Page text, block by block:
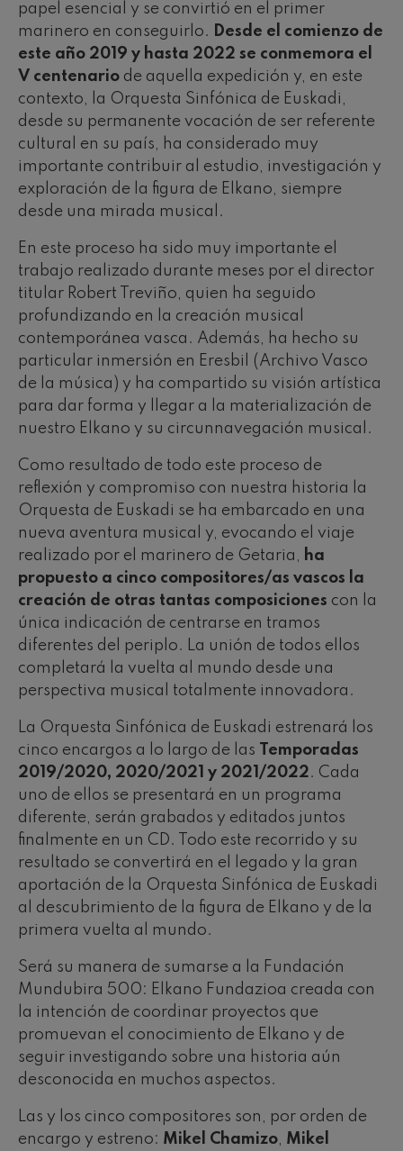
papel esencial y se convirtió en el primer
marinero en conseguirlo. Desde el comienzo de
este año 2019 y hasta 2022 se conmemora el
V centenario de aquella expedición y, en este
contexto, la Orquesta Sinfónica de Euskadi,
desde su permanente vocación de ser referente
cultural en su país, ha considerado muy
importante contribuir al estudio, investigación y
exploración de la figura de Elkano, siempre
desde una mirada musical.
En este proceso ha sido muy importante el
trabajo realizado durante meses por el director
titular Robert Treviño, quien ha seguido
profundizando en la creación musical
contemporánea vasca. Además, ha hecho su
particular inmersión en Eresbil (Archivo Vasco
de la música) y ha compartido su visión artística
para dar forma y llegar a la materialización de
nuestro Elkano y su circunnavegación musical.
Como resultado de todo este proceso de
reflexión y compromiso con nuestra historia la
Orquesta de Euskadi se ha embarcado en una
nueva aventura musical y, evocando el viaje
realizado por el marinero de Getaria, ha
propuesto a cinco compositores/as vascos la
creación de otras tantas composiciones con la
única indicación de centrarse en tramos
diferentes del periplo. La unión de todos ellos
completará la vuelta al mundo desde una
perspectiva musical totalmente innovadora.
La Orquesta Sinfónica de Euskadi estrenará los
cinco encargos a lo largo de las
Temporadas
2019/2020, 2020/2021 y 2021/2022. Cada
uno de ellos se presentará en un programa
diferente, serán grabados y editados juntos
finalmente en un CD. Todo este recorrido y su
resultado se convertirá en el legado y la gran
aportación de la Orquesta Sinfónica de Euskadi
al descubrimiento de la figura de Elkano y de la
primera vuelta al mundo.
Será su manera de sumarse a la Fundación
Mundubira 500: Elkano Fundazioa creada con
la intención de coordinar proyectos que
promuevan el conocimiento de Elkano y de
seguir investigando sobre una historia aún
desconocida en muchos aspectos.
Las y los cinco compositores son, por orden de
encargo y estreno: Mikel Chamizo, Mikel